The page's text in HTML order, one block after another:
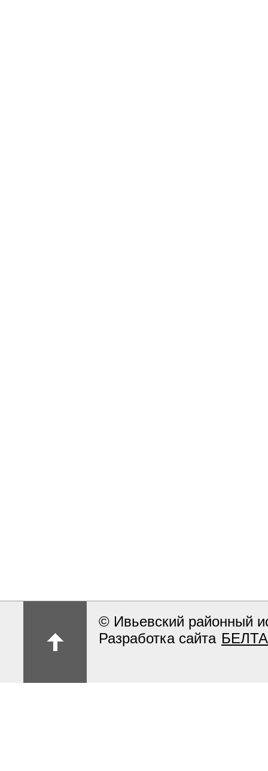
© Ивьевский районный
Разработка сайта БЕЛТА